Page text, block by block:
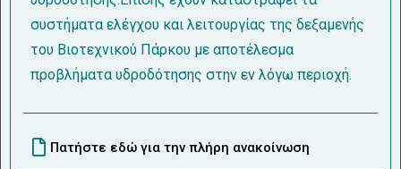
συστήματα ελέγχου και λειτουργίας της δεξαμενής
του Βιοτεχνικού Πάρκου με αποτέλεσμα
προβλήματα υδροδότησης στην εν λόγω περιοχή.
Πατήστε εδώ για την πλήρη ανακοίνωση